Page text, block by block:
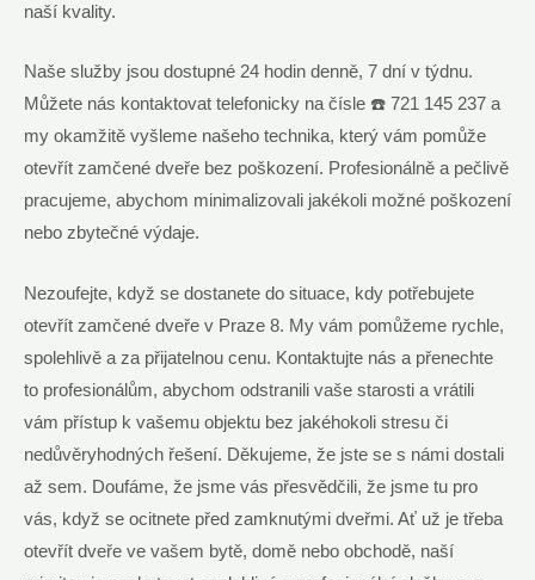
⁢naší kvality.
Naše služby ‌jsou dostupné 24 hodin denně, 7 dní v týdnu.
Můžete ‍nás kontaktovat telefonicky na čísle ☎️ ⁢721⁤ 145 237 ⁣a
⁤my okamžitě vyšleme našeho technika, který vám pomůže
otevřít zamčené dveře⁣ bez poškození. Profesionálně a​ pečlivě
pracujeme, abychom minimalizovali ⁢jakékoli možné poškození
nebo zbytečné výdaje.
Nezoufejte, když⁢ se⁣ dostanete do situace, kdy potřebujete
⁢otevřít zamčené dveře⁣ v ‌Praze 8. My​ vám pomůžeme rychle,
spolehlivě⁣ a za přijatelnou cenu. Kontaktujte nás a přenechte
to ⁣profesionálům, abychom⁢ odstranili⁢ vaše starosti a vrátili
vám⁢ přístup k ⁢vašemu objektu‍ bez ⁤jakéhokoli stresu‍ či
nedůvěryhodných ⁤řešení. Děkujeme, ​že jste⁢ se s námi dostali
až sem. Doufáme, že jsme‌ vás přesvědčili, že jsme tu pro
vás,⁢ když se ocitnete před zamknutými dveřmi. Ať ​už je‍ třeba
otevřít dveře ve vašem ⁤bytě, domě nebo ⁣obchodě, naší​